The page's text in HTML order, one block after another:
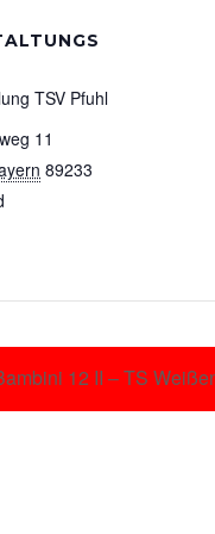
TSV Pfuhl
11
89233
12 II – TS